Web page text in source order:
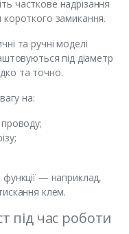
часткове надрізання
замикання.
та ручні моделі
під діаметр
та точно.
на:
— наприклад,
клем.
під час роботи